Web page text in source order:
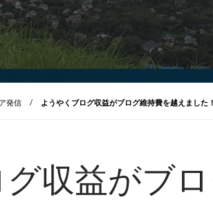
発信 ようやくブログ収益がブログ維持費を越えました
収益がブ